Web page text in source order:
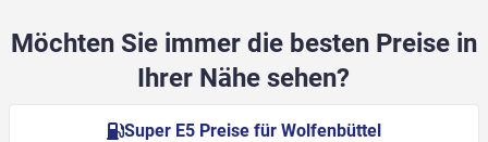
Möchten Sie immer die besten Preise in
Ihrer Nähe sehen?
Super E5 Preise für Wolfenbüttel